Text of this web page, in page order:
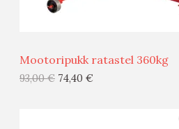
Mootoripukk ratastel 360kg
93,00€ 74,40 €